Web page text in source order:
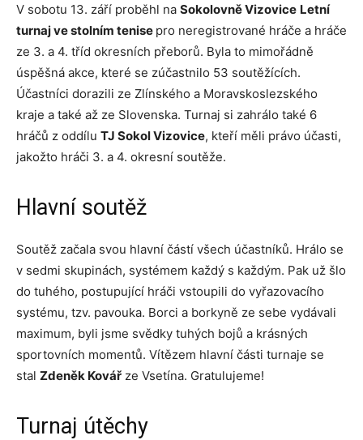
V sobotu 13. září proběhl na Sokolovně Vizovice Letní
turnaj ve stolním tenise pro neregistrované hráče a hráče
ze 3. a 4. tříd okresních přeborů. Byla to mimořádně
úspěšná akce, které se zúčastnilo 53 soutěžících.
Účastníci dorazili ze Zlínského a Moravskoslezského
kraje a také až ze Slovenska. Turnaj si zahrálo také 6
hráčů z oddílu TJ Sokol Vizovice, kteří měli právo účasti,
jakožto hráči 3. a 4. okresní soutěže.
Hlavní soutěž
Soutěž začala svou hlavní částí všech účastníků. Hrálo se
v sedmi skupinách, systémem každý s každým. Pak už šlo
do tuhého, postupující hráči vstoupili do vyřazovacího
systému, tzv. pavouka. Borci a borkyně ze sebe vydávali
maximum, byli jsme svědky tuhých bojů a krásných
sportovních momentů. Vítězem hlavní části turnaje se
stal Zdeněk Kovář ze Vsetína. Gratulujeme!
Turnaj útěchy